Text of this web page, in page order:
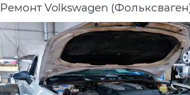
Ремонт Volkswagen